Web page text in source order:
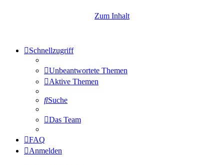
Zum Inhalt
Schnellzugriff
Unbeantwortete Themen
Aktive Themen
Suche
Das Team
FAQ
Anmelden